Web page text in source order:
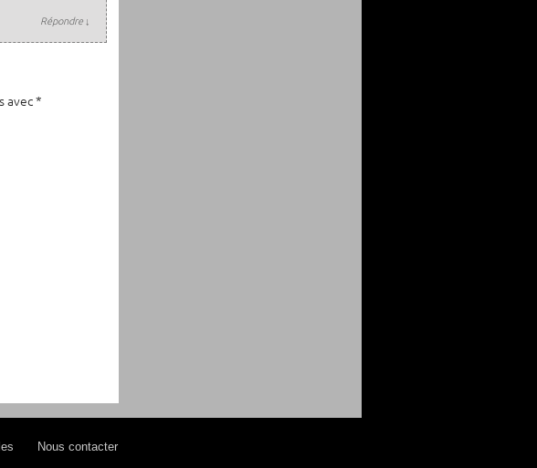
Répondre ↓
avec*
Nous contacter